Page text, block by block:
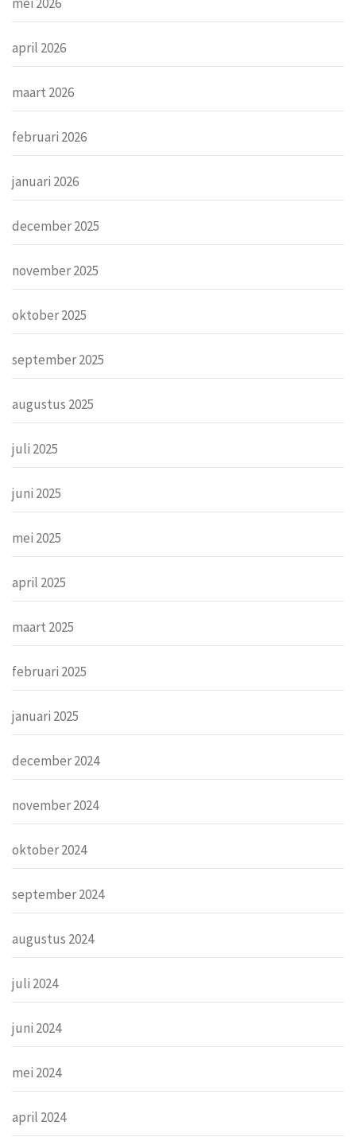
april 2026
maart 2026
februari 2026
januari 2026
december 2025
november 2025
oktober 2025
september 2025
augustus 2025
juli 2025
juni 2025
mei 2025
april 2025
maart 2025
februari 2025
januari 2025
december 2024
november 2024
oktober 2024
september 2024
augustus 2024
juli 2024
juni 2024
mei 2024
april 2024